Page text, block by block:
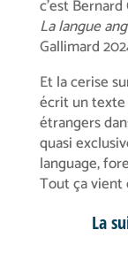
c’est
La langue
Gallimard
Et la cerise
écrit un texte
étrangers
quasi
language,
Tout ça vient
La